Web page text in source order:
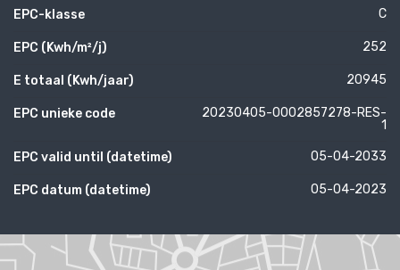
EPC-klasse C
EPC (Kwh/m²/j) 252
E totaal (Kwh/jaar) 20945
EPC unieke code
20230405-0002857278-RES-
1
EPC valid until (datetime) 05-04-2033
EPC datum (datetime) 05-04-2023